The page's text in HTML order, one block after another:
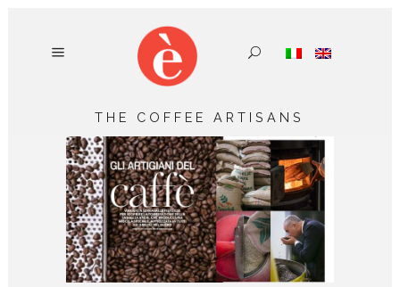
THE COFFEE ARTISANS